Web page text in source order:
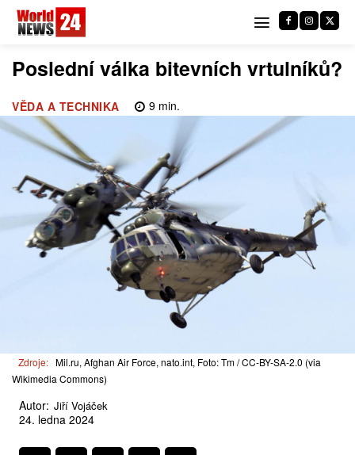
Poslední válka bitevních vrtulníků?
VĚDA A TECHNIKA 9min.
Zdroje: Mil.ru, Afghan Air Force, nato.int, Foto: Tm / CC-BY-SA-2.0 (via
Wikimedia Commons)
Autor: Jiří Vojáček
24. ledna 2024